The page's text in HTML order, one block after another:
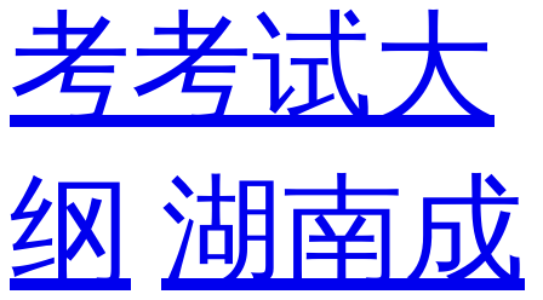
考考试大
纲 湖南成